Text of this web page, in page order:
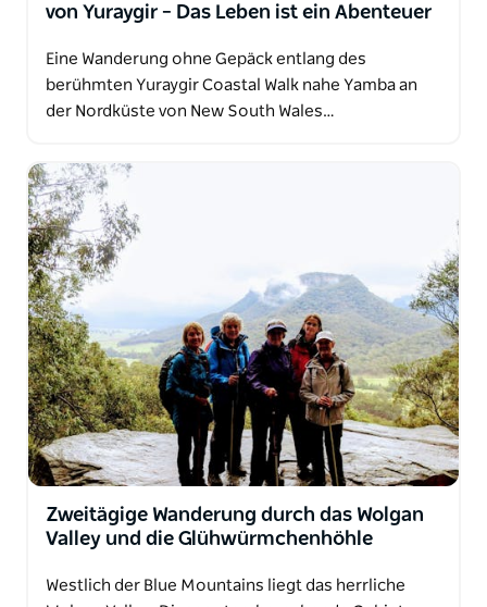
von Yuraygir – Das Leben ist ein Abenteuer
Eine Wanderung ohne Gepäck entlang des
berühmten Yuraygir Coastal Walk nahe Yamba an
der Nordküste von New South Wales…
Zweitägige Wanderung durch das Wolgan
Valley und die Glühwürmchenhöhle
Westlich der Blue Mountains liegt das herrliche